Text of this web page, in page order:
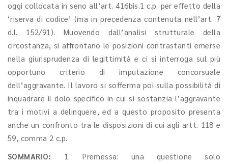
oggi collocata in seno all’art. 416bis.1 c.p. per effetto della
‘riserva di codice’ (ma in precedenza contenuta nell’art. 7
d.l. 152/91). Muovendo dall’analisi strutturale della
circostanza, si affrontano le posizioni contrastanti emerse
nella giurisprudenza di legittimità e ci si interroga sul più
opportuno criterio di imputazione concorsuale
dell’aggravante. Il lavoro si sofferma poi sulla possibilità di
inquadrare il dolo specifico in cui si sostanzia l’aggravante
tra i motivi a delinquere, ed a questo proposito presenta
anche un confronto tra le disposizioni di cui agli artt. 118 e
59, comma 2 c.p.
SOMMARIO: 1. Premessa: una questione solo